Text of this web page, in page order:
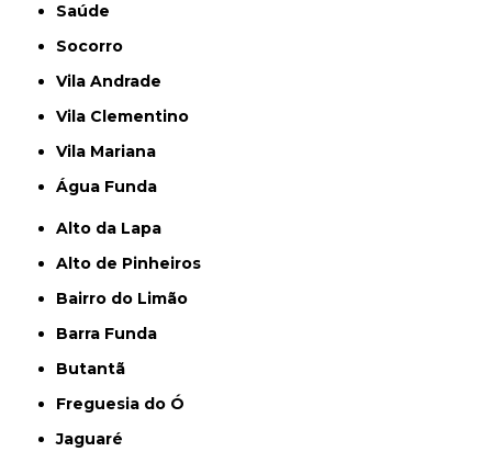
Saúde
Socorro
Vila Andrade
Vila Clementino
Vila Mariana
Água Funda
Alto da Lapa
Alto de Pinheiros
Bairro do Limão
Barra Funda
Butantã
Freguesia do Ó
Jaguaré